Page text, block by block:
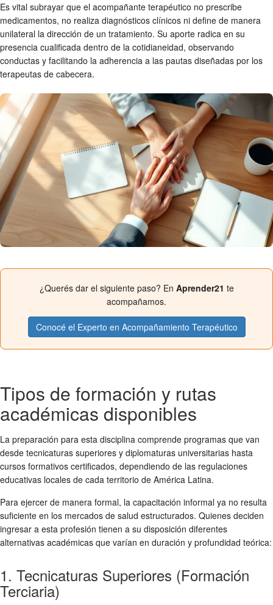
Es vital subrayar que el acompañante terapéutico no prescribe
medicamentos, no realiza diagnósticos clínicos ni define de manera
unilateral la dirección de un tratamiento. Su aporte radica en su
presencia cualificada dentro de la cotidianeidad, observando
conductas y facilitando la adherencia a las pautas diseñadas por los
terapeutas de cabecera.
¿Querés dar el siguiente paso? En Aprender21 te
acompañamos.
Conocé el Experto en Acompañamiento Terapéutico
Tipos de formación y rutas
académicas disponibles
La preparación para esta disciplina comprende programas que van
desde tecnicaturas superiores y diplomaturas universitarias hasta
cursos formativos certificados, dependiendo de las regulaciones
educativas locales de cada territorio de América Latina.
Para ejercer de manera formal, la capacitación informal ya no resulta
suficiente en los mercados de salud estructurados. Quienes deciden
ingresar a esta profesión tienen a su disposición diferentes
alternativas académicas que varían en duración y profundidad teórica:
1. Tecnicaturas Superiores (Formación
Terciaria)